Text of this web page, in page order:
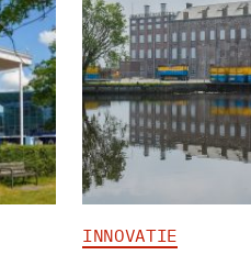
INNOVATIE